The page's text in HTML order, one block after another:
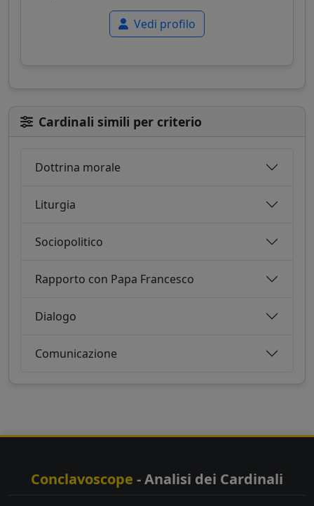
Vedi profilo
Cardinali simili per criterio
Dottrina morale
Liturgia
Sociopolitico
Rapporto con Papa Francesco
Dialogo
Comunicazione
Conclavoscope - Analisi dei Cardinali